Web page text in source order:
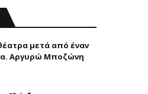
μετά από έναν
Αργυρώ Μποζώνη